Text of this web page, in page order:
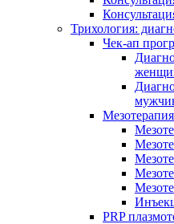
Трихология:
Чек-ап
PRP